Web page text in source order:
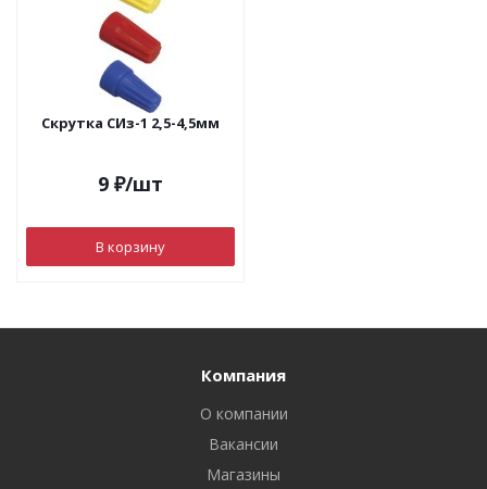
Скрутка СИз-1 2,5-4,5мм
9 ₽/шт
В корзину
Компания
О компании
Вакансии
Магазины